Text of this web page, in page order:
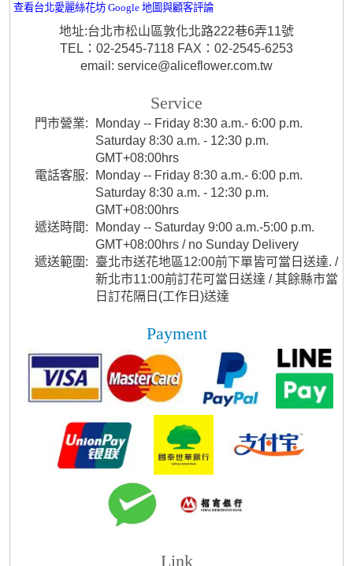
查看台北愛麗絲花坊 Google 地圖與顧客評論
地址:台北市松山區敦化北路222巷6弄11號
TEL：02-2545-7118 FAX：02-2545-6253
email: service@aliceflower.com.tw
Service
門市營業:
Monday -- Friday 8:30 a.m.- 6:00 p.m.
Saturday 8:30 a.m. - 12:30 p.m.
GMT+08:00hrs
電話客服:
Monday -- Friday 8:30 a.m.- 6:00 p.m.
Saturday 8:30 a.m. - 12:30 p.m.
GMT+08:00hrs
遞送時間:
Monday -- Saturday 9:00 a.m.-5:00 p.m.
GMT+08:00hrs / no Sunday Delivery
遞送範圍:
臺北市送花地區12:00前下單皆可當日送達. /
新北市11:00前訂花可當日送達 / 其餘縣市當
日訂花隔日(工作日)送達
Payment
Link